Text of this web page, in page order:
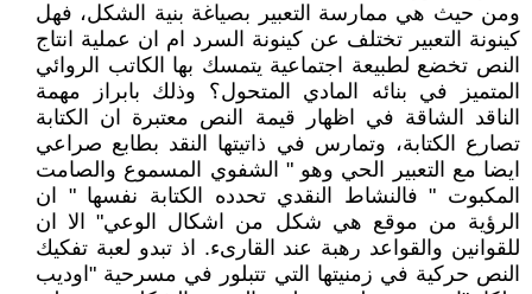
ومن حيث هي ممارسة التعبير بصياغة بنية الشكل، فهل
كينونة التعبير تختلف عن كينونة السرد ام ان عملية انتاج
النص تخضع لطبيعة اجتماعية يتمسك بها الكاتب الروائي
المتميز في بنائه المادي المتحول؟ وذلك بابراز مهمة
الناقد الشاقة في اظهار قيمة النص معتبرة ان الكتابة
تصارع الكتابة، وتمارس في ذاتيتها النقد بطابع صراعي
ايضا مع التعبير الحي وهو " الشفوي المسموع والصامت
المكبوت " فالنشاط النقدي تحدده الكتابة نفسها " ان
الرؤية من موقع هي شكل من اشكال الوعي" الا ان
للقوانين والقواعد رهبة عند القارىء. اذ تبدو لعبة تفكيك
النص حركية في زمنيتها التي تتبلور في مسرحية "اوديب